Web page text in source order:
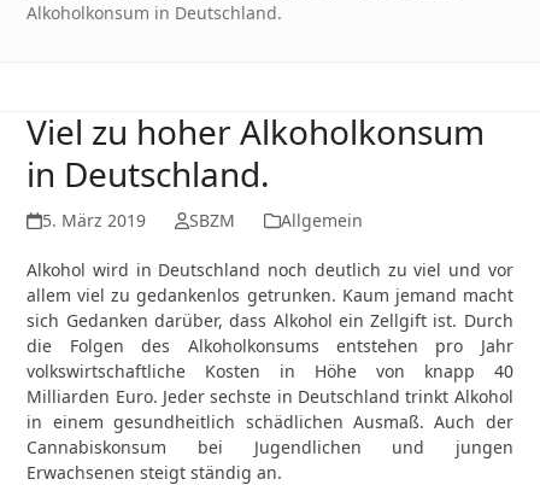
Alkoholkonsum in Deutschland.
Viel zu hoher Alkoholkonsum
in Deutschland.
5. März 2019 SBZM Allgemein
Alkohol wird in Deutschland noch deutlich zu viel und vor
allem viel zu gedankenlos getrunken. Kaum jemand macht
sich Gedanken darüber, dass Alkohol ein Zellgift ist. Durch
die Folgen des Alkoholkonsums entstehen pro Jahr
volkswirtschaftliche Kosten in Höhe von knapp 40
Milliarden Euro. Jeder sechste in Deutschland trinkt Alkohol
in einem gesundheitlich schädlichen Ausmaß. Auch der
Cannabiskonsum bei Jugendlichen und jungen
Erwachsenen steigt ständig an.